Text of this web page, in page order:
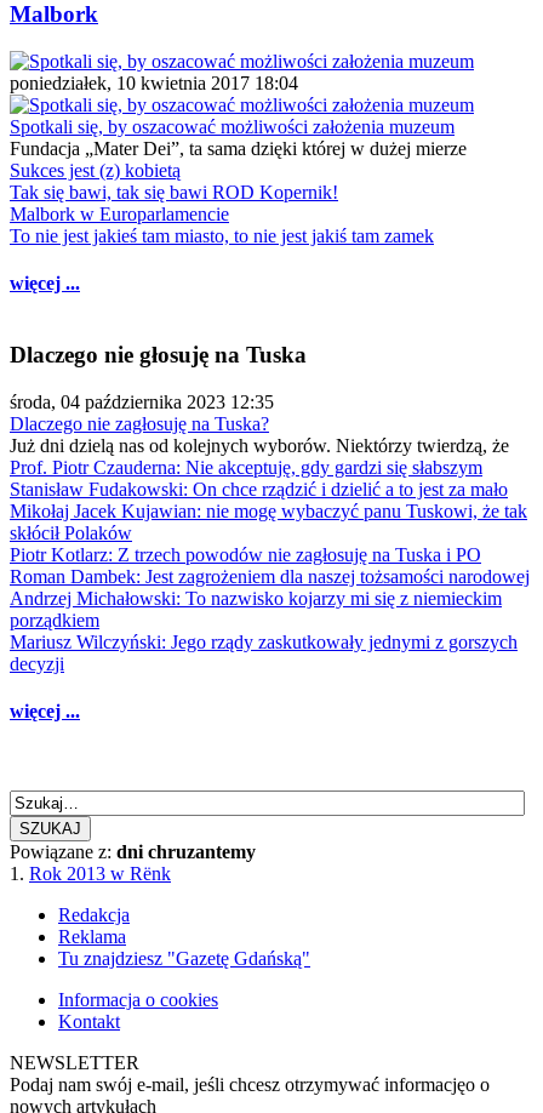
Malbork
poniedziałek, 10 kwietnia 2017 18:04
Spotkali się, by oszacować możliwości założenia muzeum
Fundacja „Mater Dei”, ta sama dzięki której w dużej mierze
Sukces jest (z) kobietą
Tak się bawi, tak się bawi ROD Kopernik!
Malbork w Europarlamencie
To nie jest jakieś tam miasto, to nie jest jakiś tam zamek
więcej ...
Dlaczego nie głosuję na Tuska
środa, 04 października 2023 12:35
Dlaczego nie zagłosuję na Tuska?
Już dni dzielą nas od kolejnych wyborów. Niektórzy twierdzą, że
Prof. Piotr Czauderna: Nie akceptuję, gdy gardzi się słabszym
Stanisław Fudakowski: On chce rządzić i dzielić a to jest za mało
Mikołaj Jacek Kujawian: nie mogę wybaczyć panu Tuskowi, że tak
skłócił Polaków
Piotr Kotlarz: Z trzech powodów nie zagłosuję na Tuska i PO
Roman Dambek: Jest zagrożeniem dla naszej tożsamości narodowej
Andrzej Michałowski: To nazwisko kojarzy mi się z niemieckim
porządkiem
Mariusz Wilczyński: Jego rządy zaskutkowały jednymi z gorszych
decyzji
więcej ...
SZUKAJ
Powiązane z: dni chruzantemy
1. Rok 2013 w Rënk
Redakcja
Reklama
Tu znajdziesz "Gazetę Gdańską"
Informacja o cookies
Kontakt
NEWSLETTER
Podaj nam swój e-mail, jeśli chcesz otrzymywać informacjęo o
nowych artykułach